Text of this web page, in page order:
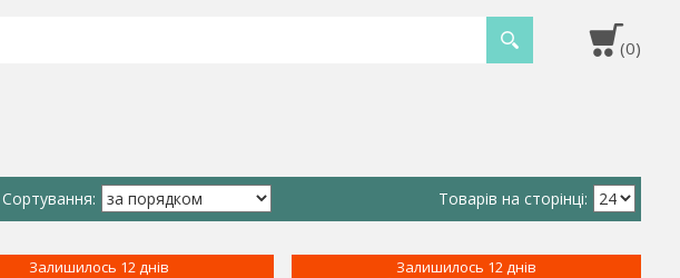
Залишилось 12 днів Залишилось 12 днів